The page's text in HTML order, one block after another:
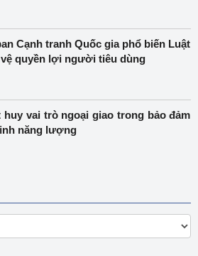
Cạnh tranh Quốc gia phổ biến Luật
vệ quyền lợi người tiêu dùng
huy vai trò ngoại giao trong bảo đảm
năng lượng